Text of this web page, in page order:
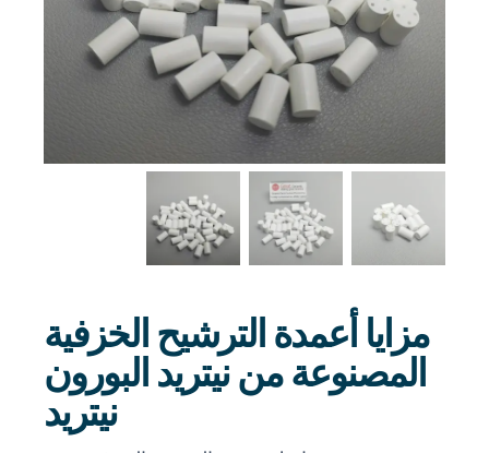
مزايا أعمدة الترشيح الخزفية
المصنوعة من نيتريد البورون
نيتريد